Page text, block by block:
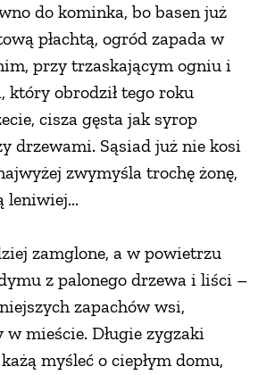
do kominka, bo basen już
płachtą, ogród zapada w
przy trzaskającym ogniu i
który obrodził tego roku
cisza gęsta jak syrop
drzewami. Sąsiad już nie kosi
zwymyśla trochę żonę,
leniwiej...
zamglone, a w powietrzu
z palonego drzewa i liści –
zapachów wsi,
w mieście. Długie zygzaki
myśleć o ciepłym domu,